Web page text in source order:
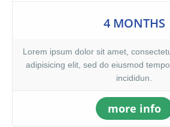
qui officia deserunt mollitia animi, id
4 MONTHS
Lorem ipsum dolor sit amet,
adipisicing elit, sed do eiusmod
incididun.
more info